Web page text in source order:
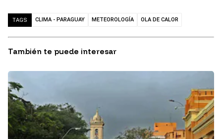
TAGS CLIMA - PARAGUAY METEOROLOGÍA OLA DE CALOR
También te puede interesar